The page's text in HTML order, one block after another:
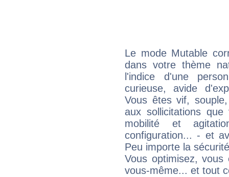
Le mode Mutable
dans votre thème
l'indice d'une
curieuse, avide
Vous êtes vif,
aux sollicitations
mobilité et
configuration... - et
Peu importe la
Vous optimisez, vous
vous-même... et tout